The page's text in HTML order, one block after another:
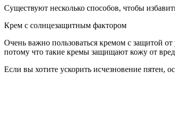
Существуют несколько способов, чтобы
Крем с солнцезащитным фактором
Очень важно пользоваться кремом с защитой
потому что такие кремы защищают кожу от
Если вы хотите ускорить исчезновение пятен,